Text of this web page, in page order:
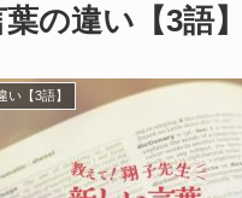
の違い【3語】
い【3語】